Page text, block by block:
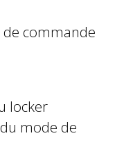
commande
locker
mode de